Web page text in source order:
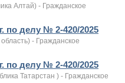
Алтай) - Гражданское
по делу № 2-420/2025
- Гражданское
по делу № 2-420/2025
Татарстан ) - Гражданское